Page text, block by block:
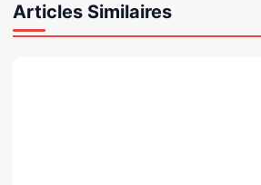
Articles Similaires